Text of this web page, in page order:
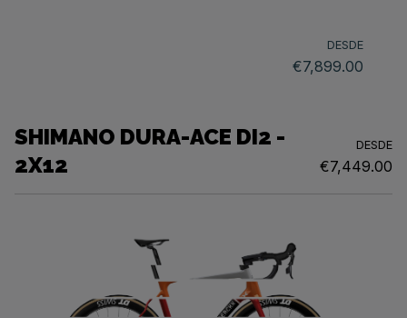
DESDE
€7,899.00
SHIMANO DURA-ACE DI2 -
2X12
DESDE
€7,449.00